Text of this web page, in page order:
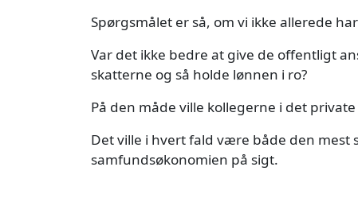
Spørgsmålet er så, om vi ikke allerede
Var det ikke bedre at give de offentligt
skatterne og så holde lønnen i ro?
På den måde ville kollegerne i det
Det ville i hvert fald være både den mest
samfundsøkonomien på sigt.